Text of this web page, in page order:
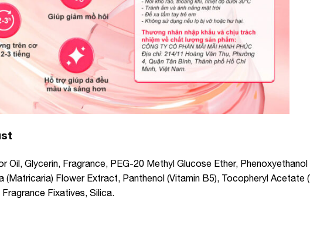
Glycerin, Fragrance, PEG-20 Methyl Glucose Ether, Phenoxyethanol
Flower Extract, Panthenol (Vitamin B5), Tocopheryl Acetate
Fixatives, Silica.